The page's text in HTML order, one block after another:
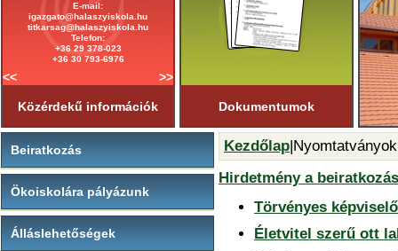
E-mail:
igazgato@halaszyiskola.hu
titkarsag@halaszyiskola.hu
Telefon:
+36 29 378-023
+36 30 793-6976
Tanítási napok száma:
181 nap
Első félév
2026. január 23-igtart.
<< >>
Közérdekű információk Dokumentumok
Beiratkozás
Ökoiskolára pályázunk
Álláslehetőségek
Kezdőlap|Nyomtatványok
Hirdetmény a
Törvényes
Életvitel szerű ott